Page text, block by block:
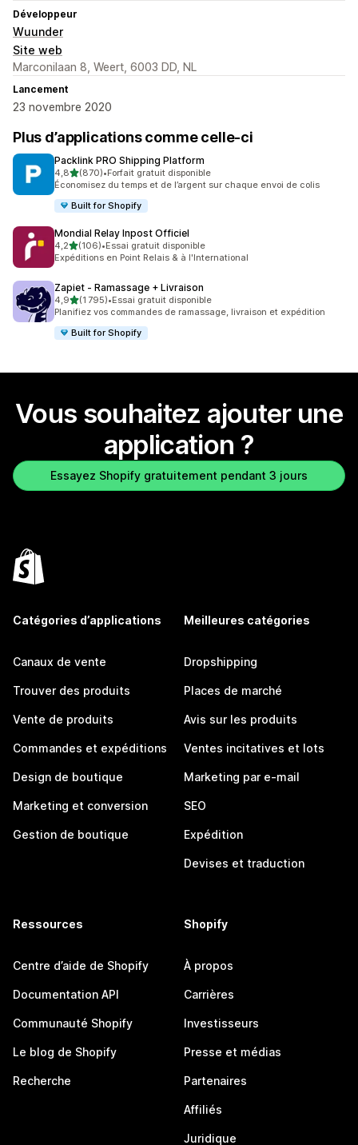
Développeur
Wuunder
Site web
Marconilaan 8, Weert, 6003 DD, NL
Lancement
23 novembre 2020
Plus d’applications comme celle-ci
Packlink PRO Shipping Platform
4,8étoile(s) sur 5
(870)
870 avis au total
•Forfait gratuit disponible
Économisez du temps et de l’argent sur chaque envoi de colis
Built for Shopify
Mondial Relay Inpost Officiel
4,2étoile(s) sur 5
(106)
106 avis au total
•Essai gratuit disponible
Expéditions en Point Relais & à l'International
Zapiet ‑ Ramassage + Livraison
4,9étoile(s) sur 5
(1 795)
1795 avis au total
•Essai gratuit disponible
Planifiez vos commandes de ramassage, livraison et expédition
Built for Shopify
Vous souhaitez ajouter une
application ?
Essayez Shopify gratuitement pendant 3 jours
Catégories d’applications
Canaux de vente
Trouver des produits
Vente de produits
Commandes et expéditions
Design de boutique
Marketing et conversion
Gestion de boutique
Meilleures catégories
Dropshipping
Places de marché
Avis sur les produits
Ventes incitatives et lots
Marketing par e-mail
SEO
Expédition
Devises et traduction
Ressources
Centre d’aide de Shopify
Documentation API
Communauté Shopify
Le blog de Shopify
Recherche
Shopify
À propos
Carrières
Investisseurs
Presse et médias
Partenaires
Affiliés
Juridique